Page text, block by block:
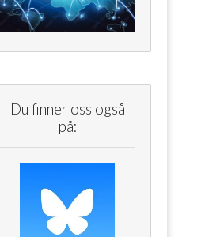
Du finner oss også
på: